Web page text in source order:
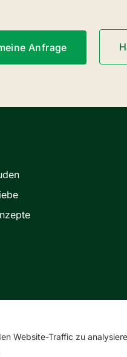
Anfrage
Website-Traffic zu